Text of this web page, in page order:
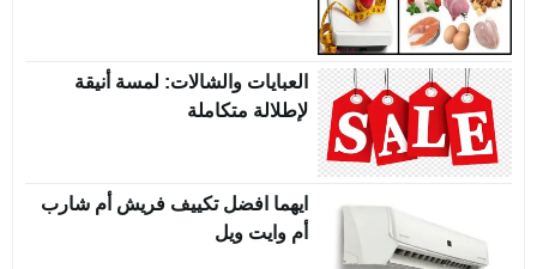
العبايات والشالات: لمسة أنيقة
لإطلالة متكاملة
ايهما افضل تكييف فريش أم شارب
أم وايت ويل